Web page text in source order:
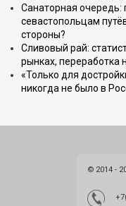
Санаторная
севастопольцам
стороны?
Сливовый рай:
рынках, переработка
«Только для
никогда не было в
© 2014 -